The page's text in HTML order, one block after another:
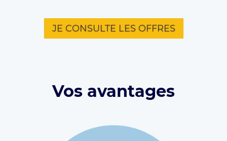
JE CONSULTE LES OFFRES
Vos avantages